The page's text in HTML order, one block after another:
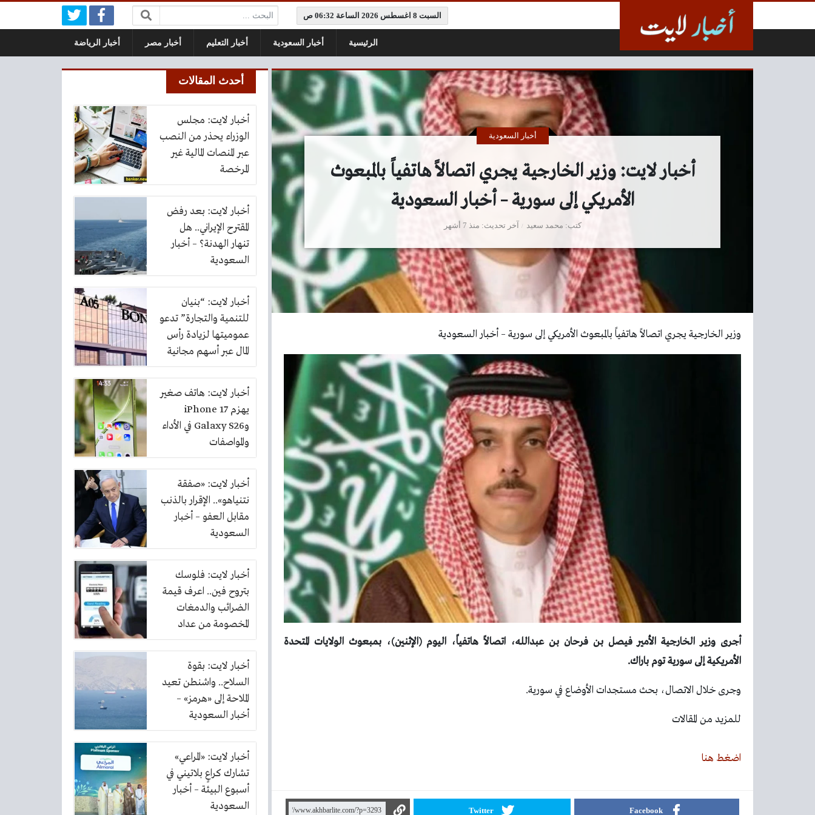
السبت 8 اغسطس 2026 الساعة 06:32 ص البحث:
الرئيسية أخبار السعودية أخبار التعليم أخبار مصر أخبار الرياضة
أخبار لايت: وزير الخارجية يجري اتصالاً هاتفياً بالمبعوث
الأمريكي إلى سورية – أخبار السعودية
كتب محمد سعيد
أخبار السعودية
آخر تحديث منذ 7 أشهر
وزير الخارجية يجري اتصالاً هاتفياً بالمبعوث الأمريكي إلى سورية – أخبار السعودية
أجرى وزير الخارجية الأمير فيصل بن فرحان بن عبدالله، اتصالاً هاتفياً، اليوم (الإثنين)، بمبعوث الولايات المتحدة
الأمريكية إلى سورية توم باراك.
وجرى خلال الاتصال، بحث مستجدات الأوضاع في سورية.
للمزيد من المقالات
اضغط هنا
Facebook
Twitter
أحدث المقالات
أخبار لايت: مجلس
الوزراء يحذر من النصب
عبر المنصات المالية غير
المرخصة
أخبار لايت: بعد رفض
المقترح الإيراني.. هل
تنهار الهدنة؟ – أخبار
السعودية
أخبار لايت: “بنيان
للتنمية والتجارة” تدعو
عموميتها لزيادة رأس
المال عبر أسهم مجانية
بنسبة 10%
أخبار لايت: هاتف صغير
يهزم iPhone 17
وGalaxy S26 في الأداء
والمواصفات
أخبار لايت: «صفقة
نتنياهو».. الإقرار بالذنب
مقابل العفو – أخبار
السعودية
أخبار لايت: فلوسك
بتروح فين.. اعرف قيمة
الضرائب والدمغات
المخصومة من عداد
الكهرباء
أخبار لايت: بقوة
السلاح.. واشنطن تعيد
الملاحة إلى «هرمز» –
أخبار السعودية
أخبار لايت: «المراعي»
تشارك كراعٍ بلاتيني في
أسبوع البيئة – أخبار
السعودية